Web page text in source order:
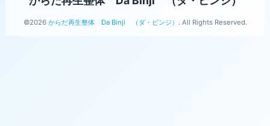
©2026 からだ再生整体 Da Binji （ダ・ビンジ） . All Rights Reserved.